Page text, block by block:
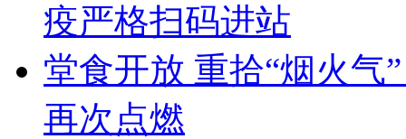
疫严格扫码进站
堂食开放 重拾“烟火气
再次点燃